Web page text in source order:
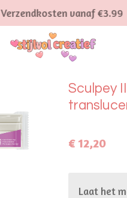
Verzendkosten vanaf €3.99
Sculpey III
€ 12,20
Laat het